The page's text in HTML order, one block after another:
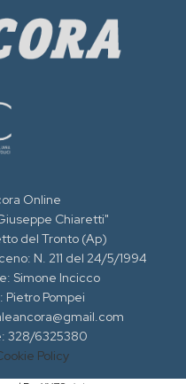
Online
Chiaretti"
del Tronto (Ap)
N. 211 del 24/5/1994
Simone Incicco
Pompei
328/6325380
Policy